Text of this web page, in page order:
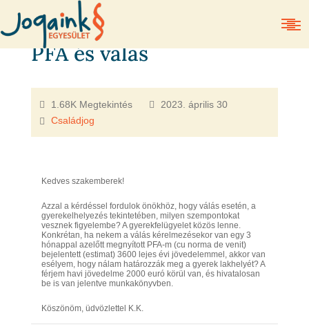
PFA és válás
1.68K Megtekintés
2023. április 30
Családjog
Kedves szakemberek!
Azzal a kérdéssel fordulok önökhöz, hogy válás esetén, a
gyerekelhelyezés tekintetében, milyen szempontokat
vesznek figyelembe? A gyerekfelügyelet közös lenne.
Konkrétan, ha nekem a válás kérelmezésekor van egy 3
hónappal azelőtt megnyított PFA-m (cu norma de venit)
bejelentett (estimat) 3600 lejes évi jövedelemmel, akkor van
esélyem, hogy nálam határozzák meg a gyerek lakhelyét? A
férjem havi jövedelme 2000 euró körül van, és hivatalosan
be is van jelentve munkakönyvben.
Köszönöm, üdvözlettel K.K.